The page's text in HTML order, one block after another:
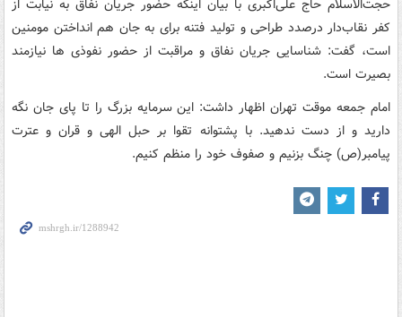
حجت‌الاسلام حاج علی‌اکبری با بیان اینکه حضور جریان نفاق به نیابت از
کفر نقاب‌دار درصدد طراحی و تولید فتنه برای به جان هم انداختن مومنین
است، گفت: شناسایی جریان نفاق و مراقبت از حضور نفوذی ها نیازمند
بصیرت است.
امام جمعه موقت تهران اظهار داشت: این سرمایه بزرگ را تا پای جان نگه
دارید و از دست ندهید. با پشتوانه تقوا بر حبل الهی و قران و عترت
پیامبر(ص) چنگ بزنیم و صفوف خود را منظم کنیم.